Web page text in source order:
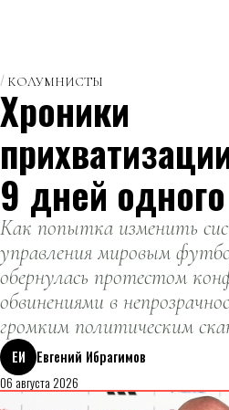
КОЛУМНИСТЫ
Хроники
9 дней
Как попытка изменить
управления мировым
обернулась протестом
обвинениями в
громким политическим
ЕИ
Евгений Ибрагимов
06 августа 2026